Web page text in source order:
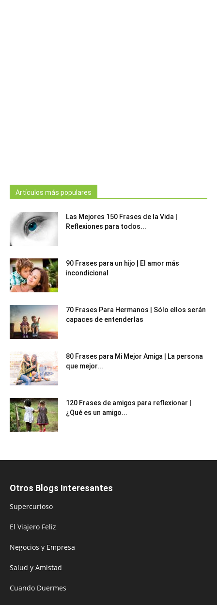
Artículos más populares
Las Mejores 150 Frases de la Vida |
Reflexiones para todos...
90 Frases para un hijo | El amor más
incondicional
70 Frases Para Hermanos | Sólo ellos serán
capaces de entenderlas
80 Frases para Mi Mejor Amiga | La persona
que mejor...
120 Frases de amigos para reflexionar |
¿Qué es un amigo...
Otros Blogs Interesantes
Supercurioso
El Viajero Feliz
Negocios y Empresa
Salud y Amistad
Cuando Duermes